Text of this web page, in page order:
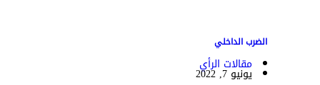
الضرب الداخلي
مقالات الرأي
يونيو 7, 2022